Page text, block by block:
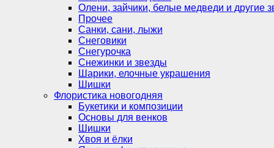
Олени, зайчики, белые медведи и другие
Прочее
Санки, сани, лыжи
Снеговики
Снегурочка
Снежинки и звезды
Шарики, елочные украшения
Шишки
Флористика новогодняя
Букетики и композиции
Основы для венков
Шишки
Хвоя и ёлки